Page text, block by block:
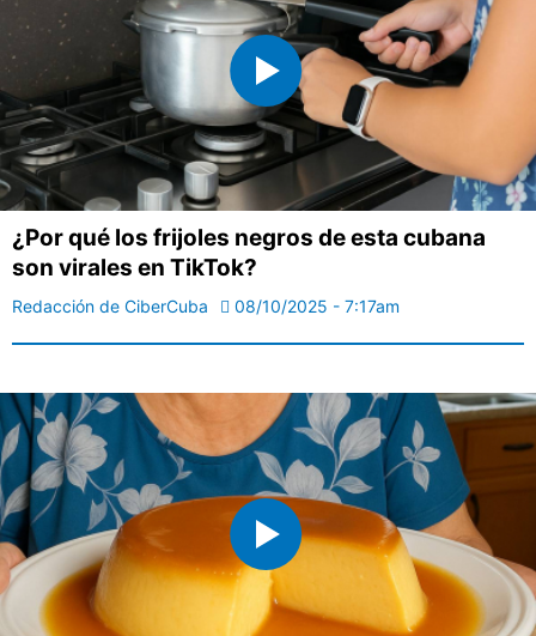
¿Por qué los frijoles negros de esta cubana
son virales en TikTok?
Redacción de CiberCuba 08/10/2025 - 7:17am